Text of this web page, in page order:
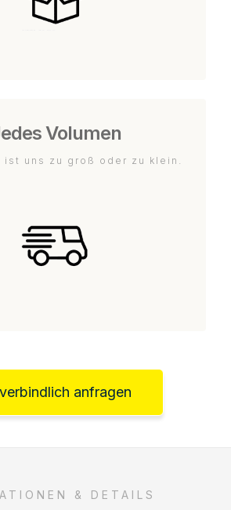
Volumen
ist uns zu groß oder zu klein.
anfragen
& DETAILS